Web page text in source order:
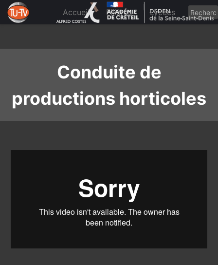
content
Accueil Filières Lycées
Conduite de
productions horticoles